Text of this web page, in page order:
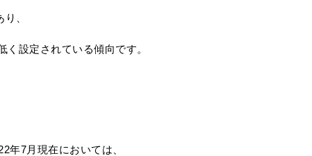
、
設定されている傾向です。
年7月現在においては、